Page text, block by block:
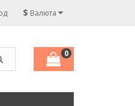
$ Валюта
0